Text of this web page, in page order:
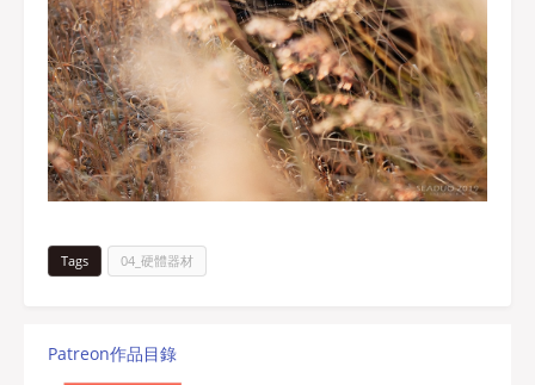
Tags 04_硬體器材
Patreon作品目錄